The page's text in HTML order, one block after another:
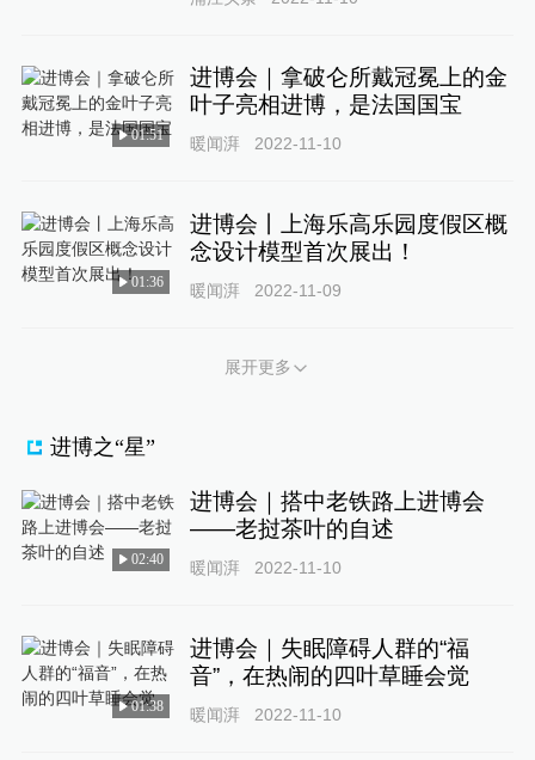
01:51
进博会｜拿破仑所戴冠冕上的金
叶子亮相进博，是法国国宝
暖闻湃 2022-11-10
01:36
进博会丨上海乐高乐园度假区概
念设计模型首次展出！
暖闻湃 2022-11-09
展开更多
进博之“星”
02:40
进博会｜搭中老铁路上进博会
——老挝茶叶的自述
暖闻湃 2022-11-10
01:38
进博会｜失眠障碍人群的“福
音”，在热闹的四叶草睡会觉
暖闻湃 2022-11-10